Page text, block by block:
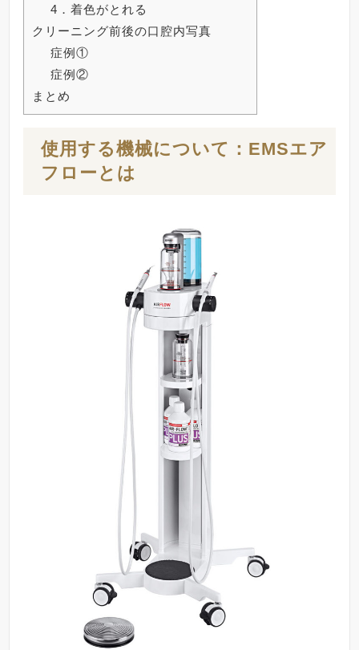
4．着色がとれる
クリーニング前後の口腔内写真
症例①
症例②
まとめ
使用する機械について：EMSエア
フローとは